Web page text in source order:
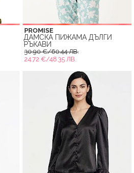
PROMISE
ДАМСКА ПИЖАМА ДЪЛГИ
РЪКАВИ
30.90 €/60.44 ЛВ.
24.72 €/48.35 ЛВ.